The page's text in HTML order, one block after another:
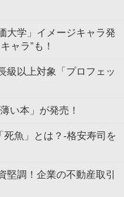
大学」イメージキャラ発
ャラ”も！
級以上対象「プロフェッ
い本」が発売！
魚」とは？-格安寿司を
堅調！企業の不動産取引